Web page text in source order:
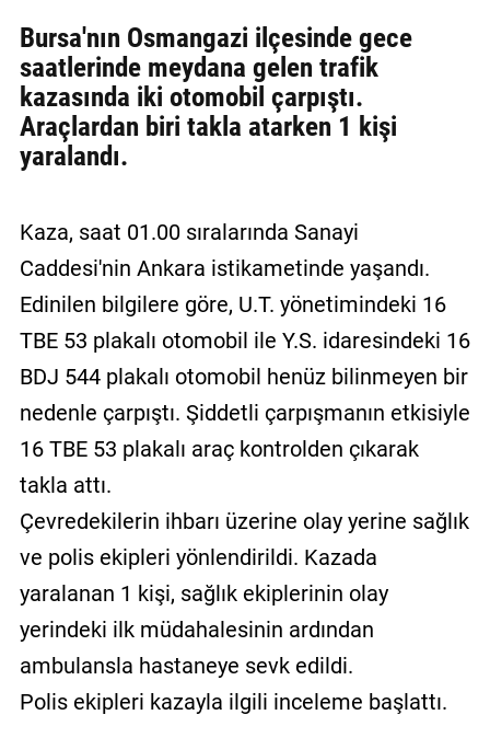
YAZARLAR
BİZE
ULAŞIN
Künye
Gizlilik
Politikası
Bursa'nın Osmangazi ilçesinde gece
saatlerinde meydana gelen trafik
kazasında iki otomobil çarpıştı.
Araçlardan biri takla atarken 1 kişi
yaralandı.
Kaza, saat 01.00 sıralarında Sanayi
Caddesi'nin Ankara istikametinde yaşandı.
Edinilen bilgilere göre, U.T. yönetimindeki 16
TBE 53 plakalı otomobil ile Y.S. idaresindeki 16
BDJ 544 plakalı otomobil henüz bilinmeyen bir
nedenle çarpıştı. Şiddetli çarpışmanın etkisiyle
16 TBE 53 plakalı araç kontrolden çıkarak
takla attı.
Çevredekilerin ihbarı üzerine olay yerine sağlık
ve polis ekipleri yönlendirildi. Kazada
yaralanan 1 kişi, sağlık ekiplerinin olay
yerindeki ilk müdahalesinin ardından
ambulansla hastaneye sevk edildi.
Polis ekipleri kazayla ilgili inceleme başlattı.